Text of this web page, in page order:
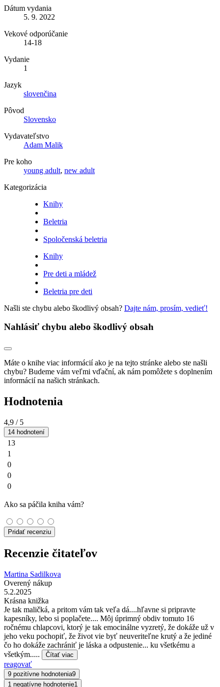
Dátum vydania
5. 9. 2022
Vekové odporúčanie
14-18
Vydanie
1
Jazyk
slovenčina
Pôvod
Slovensko
Vydavateľstvo
Adam Malik
Pre koho
young adult, new adult
Kategorizácia
Knihy
Beletria
Spoločenská beletria
Knihy
Pre deti a mládež
Beletria pre deti
Našli ste chybu alebo škodlivý obsah? Dajte nám, prosím, vedieť!
Nahlásiť chybu alebo škodlivý obsah
Máte o knihe viac informácií ako je na tejto stránke alebo ste našli
chybu? Budeme vám veľmi vďační, ak nám pomôžete s doplnením
informácií na našich stránkach.
Hodnotenia
4,9 / 5
14 hodnotení
13
1
0
0
0
Ako sa páčila kniha vám?
Pridať recenziu
Recenzie čitateľov
Martina Sadilkova
Overený nákup
5.2.2025
Krásna knižka
Je tak maličká, a pritom vám tak veľa dá....hľavne si pripravte
kapesníky, lebo si poplačete.... Môj úprimný obdiv tomuto 16
ročnému chlapcovi, ktorý je tak emocinálne vyzretý, že dokáže už v
jeho veku pochopiť, že život vie byť neuveriteľne krutý a že jediné
čo ho dokáže zachrániť je láska a odpustenie... ku všetkému a
všetkým.....
Čítať viac
reagovať
9 pozitívne hodnotenia9
1 negatívne hodnotenie1